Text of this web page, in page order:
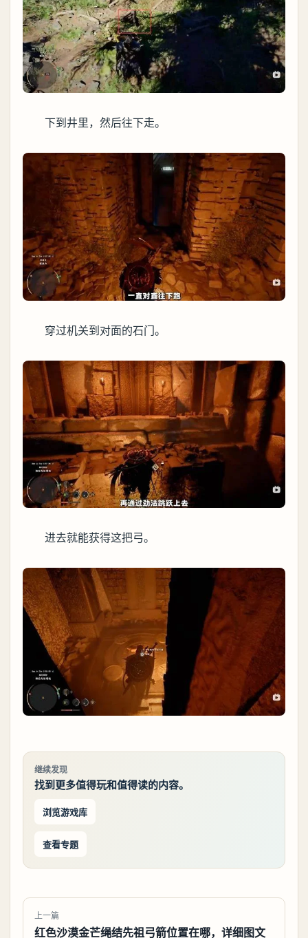
下到井里，然后往下走。
穿过机关到对面的石门。
进去就能获得这把弓。
继续发现
找到更多值得玩和值得读的内容。
浏览游戏库
查看专题
上一篇
红色沙漠金芒绳结先祖弓箭位置在哪，详细图文